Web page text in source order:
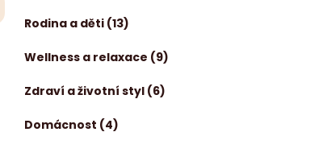
Rodina a děti (13)
Wellness a relaxace (9)
Zdraví a životní styl (6)
Domácnost (4)